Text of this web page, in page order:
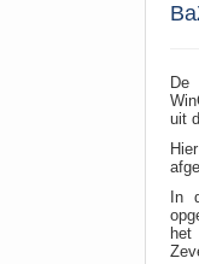
De
uit
In